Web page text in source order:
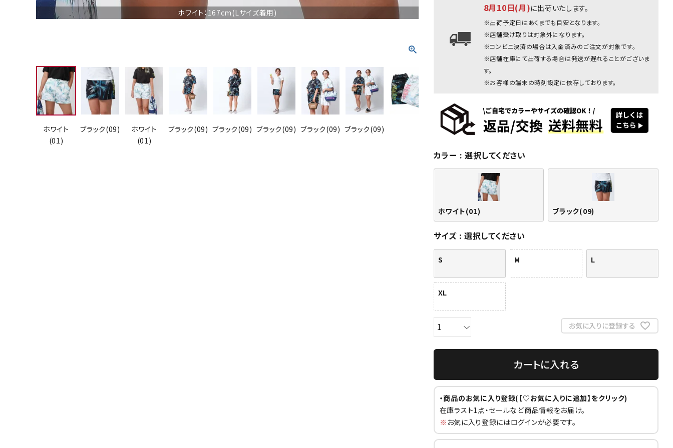
ホワイト：167cm(Lサイズ着用) ブラック：157cm(Ｓサイズ着
ホワイト
(01)
ブラック(09)
ホワイト
(01)
ブラック(09) ブラック(09) ブラック(09) ブラック(09) ブラック(09)
ホワイト
ホワイト
ホワイト
ホワイト
ブラック(09)
8月10日(月)に出荷いたします。
※出荷予定日はあくまでも目安となります。
※店舗受け取りは対象外になります。
※コンビニ決済の場合は入金済みのご注文が対象です。
※店舗在庫にて出荷する場合は発送が遅れることがございま
す。
※お客様の端末の時刻設定に依存しております。
カラー 選択してください
ホワイト(01) ブラック(09)
サイズ 選択してください
S M L
XL
お気に入りに登録する
カートに入れる
・商品のお気に入り登録(【♡お気に入りに追加】をクリック)
在庫ラスト1点・セールなど商品情報をお届け。
※ お気に入り登録にはログインが必要です。